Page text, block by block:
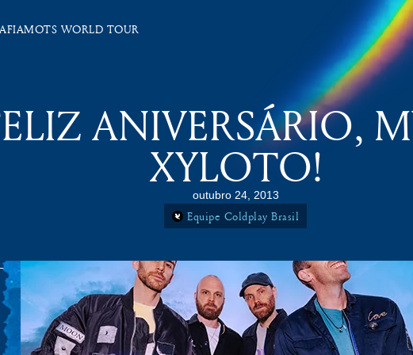
MOTS WORLD TOUR
ANIVERSÁRIO,
XYLOTO!
outubro 24, 2013
Equipe Coldplay Brasil